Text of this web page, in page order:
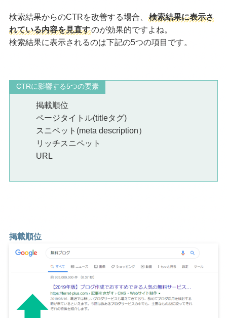
検索結果からのCTRを改善する場合、
検索結果に表示さ
れている内容を見直すのが効果的ですよね。
検索結果に表示されるのは下記の5つの項目です。
CTRに影響する5つの要素
掲載順位
ページタイトル(titleタグ)
スニペット(meta description）
リッチスニペット
URL
掲載順位